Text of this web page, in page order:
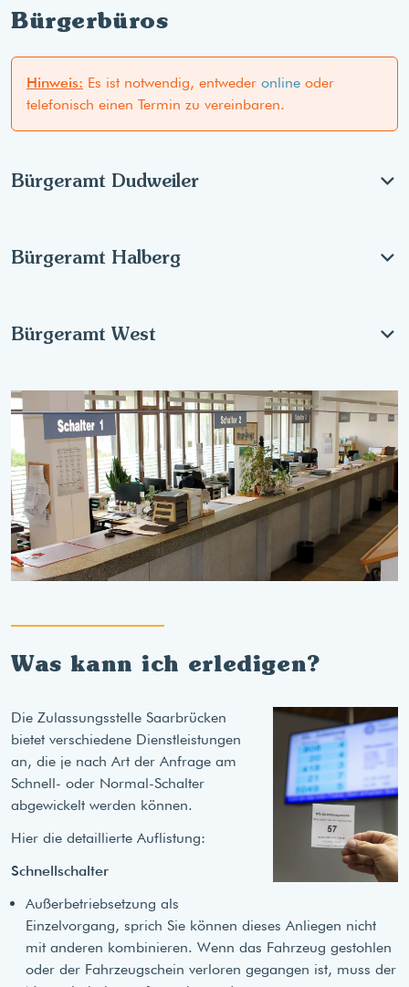
Bürgerbüros
Hinweis: Es ist notwendig, entweder online oder
telefonisch einen Termin zu vereinbaren.
Bürgeramt Dudweiler
Bürgeramt Halberg
Bürgeramt West
Was kann ich erledigen?
Die Zulassungsstelle Saarbrücken
bietet verschiedene Dienstleistungen
an, die je nach Art der Anfrage am
Schnell- oder Normal-Schalter
abgewickelt werden können.
Hier die detaillierte Auflistung:
Schnellschalter
Außerbetriebsetzung als
Einzelvorgang, sprich Sie können dieses Anliegen nicht
mit anderen kombinieren. Wenn das Fahrzeug gestohlen
oder der Fahrzeugschein verloren gegangen ist, muss der